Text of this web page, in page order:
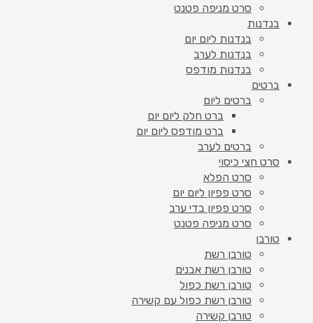
סרט מניפה פטנט
בנדנות
בנדנות ליום יום
בנדנות לערב
בנדנות מודפס
ברטים
ברטים ליום
ברט חלק ליום יום
ברט מודפס ליום יום
ברטים לערב
סרט חצי כיסוי
סרט הפלא
סרט פפיון ליום יום
סרט פפיון בדי ערב
סרט מניפה פטנט
טורבן
טורבן רשת
טורבן רשת אבנים
טורבן רשת כפול
טורבן רשת כפול עם קשירה
טורבן קשירה